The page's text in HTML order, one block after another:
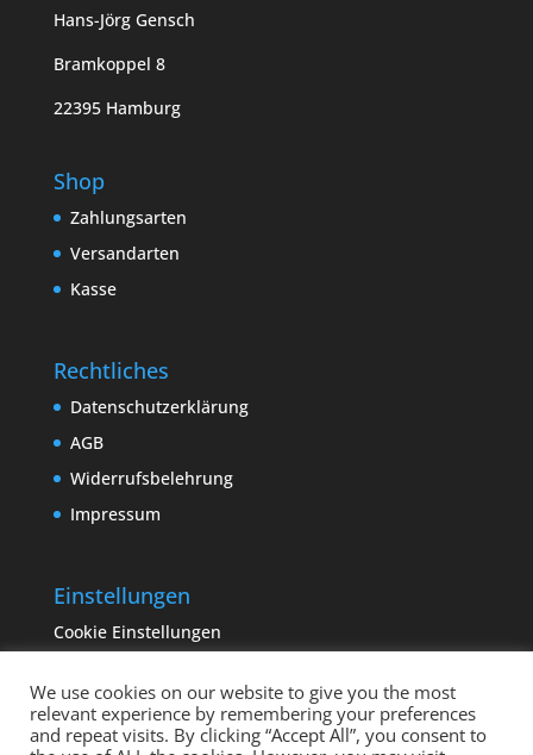
Hans-Jörg Gensch
Bramkoppel 8
22395 Hamburg
Shop
Zahlungsarten
Versandarten
Kasse
Rechtliches
Datenschutzerklärung
AGB
Widerrufsbelehrung
Impressum
Einstellungen
Cookie Einstellungen
We use cookies on our website to give you the most
relevant experience by remembering your preferences
and repeat visits. By clicking “Accept All”, you consent to